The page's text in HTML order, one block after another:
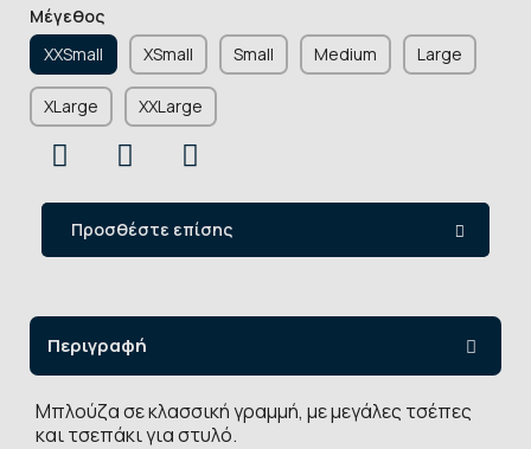
Μέγεθος
XXSmall
XSmall Small Medium Large
XLarge XXLarge
Προσθέστε επίσης
Περιγραφή
Μπλούζα σε κλασσική γραμμή, με μεγάλες τσέπες
και τσεπάκι για στυλό.